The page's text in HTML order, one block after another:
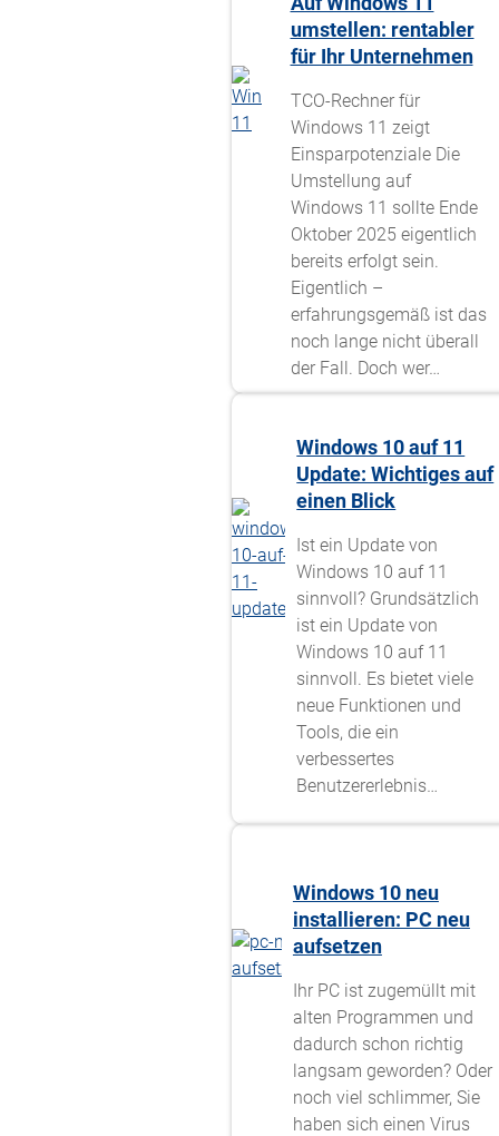
umstellen: rentabler
für Ihr Unternehmen
TCO-Rechner für
Windows 11 zeigt
Einsparpotenziale Die
Umstellung auf
Windows 11 sollte Ende
Oktober 2025 eigentlich
bereits erfolgt sein.
Eigentlich –
erfahrungsgemäß ist das
noch lange nicht überall
der Fall. Doch wer…
Windows 10 auf 11
Update: Wichtiges auf
einen Blick
Ist ein Update von
Windows 10 auf 11
sinnvoll? Grundsätzlich
ist ein Update von
Windows 10 auf 11
sinnvoll. Es bietet viele
neue Funktionen und
Tools, die ein
verbessertes
Benutzererlebnis…
Windows 10 neu
installieren: PC neu
aufsetzen
Ihr PC ist zugemüllt mit
alten Programmen und
dadurch schon richtig
langsam geworden? Oder
noch viel schlimmer, Sie
haben sich einen Virus